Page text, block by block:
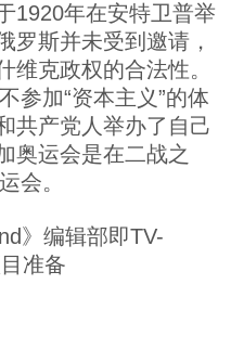
1920年在安特卫普举
罗斯并未受到邀请，
维克政权的合法性。
参加“资本主义”的体
共产党人举办了自己
奥运会是在二战之
会。
》编辑部即TV-
准备